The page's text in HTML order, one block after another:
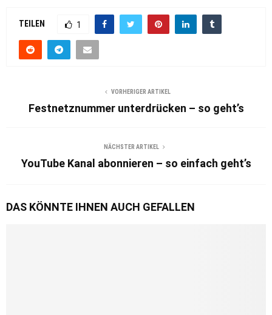
TEILEN 1
VORHERIGER ARTIKEL
Festnetznummer unterdrücken – so geht’s
NÄCHSTER ARTIKEL
YouTube Kanal abonnieren – so einfach geht’s
DAS KÖNNTE IHNEN AUCH GEFALLEN